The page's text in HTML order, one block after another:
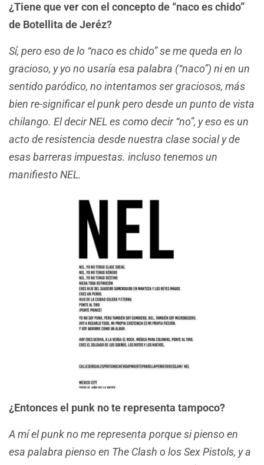
¿Tiene que ver con el concepto de “naco es chido”
de Botellita de Jeréz?
Sí, pero eso de lo “naco es chido” se me queda en lo
gracioso, y yo no usaría esa palabra (“naco”) ni en un
sentido paródico, no intentamos ser graciosos, más
bien re-significar el punk pero desde un punto de vista
chilango. El decir NEL es como decir “no”, y eso es un
acto de resistencia desde nuestra clase social y de
esas barreras impuestas. incluso tenemos un
manifiesto NEL.
¿Entonces el punk no te representa tampoco?
A mí el punk no me representa porque si pienso en
esa palabra pienso en The Clash o los Sex Pistols, y a